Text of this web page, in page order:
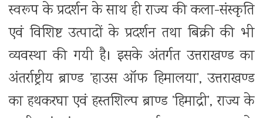
स्वरूप के प्रदर्शन के साथ ही राज्य की कला-संस्कृति
एवं विशिष्ट उत्पादों के प्रदर्शन तथा बिक्री की भी
व्यवस्था की गयी है। इसके अंतर्गत उत्तराखण्ड का
अंतर्राष्ट्रीय ब्राण्ड ’हाउस ऑफ हिमालया’, उत्तराखण्ड
का हथकरघा एवं हस्तशिल्प ब्राण्ड ’हिमाद्री’, राज्य के